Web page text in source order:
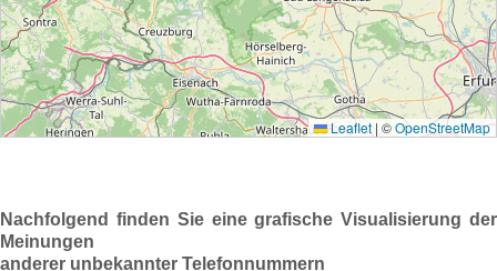
Nachfolgend finden Sie eine grafische Visualisierung der
Meinungen
anderer unbekannter Telefonnummern